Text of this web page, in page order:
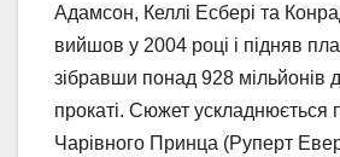
Адамсон, Келлі Есбері та
вийшов у 2004 році і підняв
зібравши понад 928 мільйонів
прокаті. Сюжет ускладнюється
Чарівного Принца (Руперт